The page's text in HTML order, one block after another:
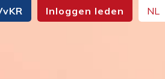
Inloggen leden NL